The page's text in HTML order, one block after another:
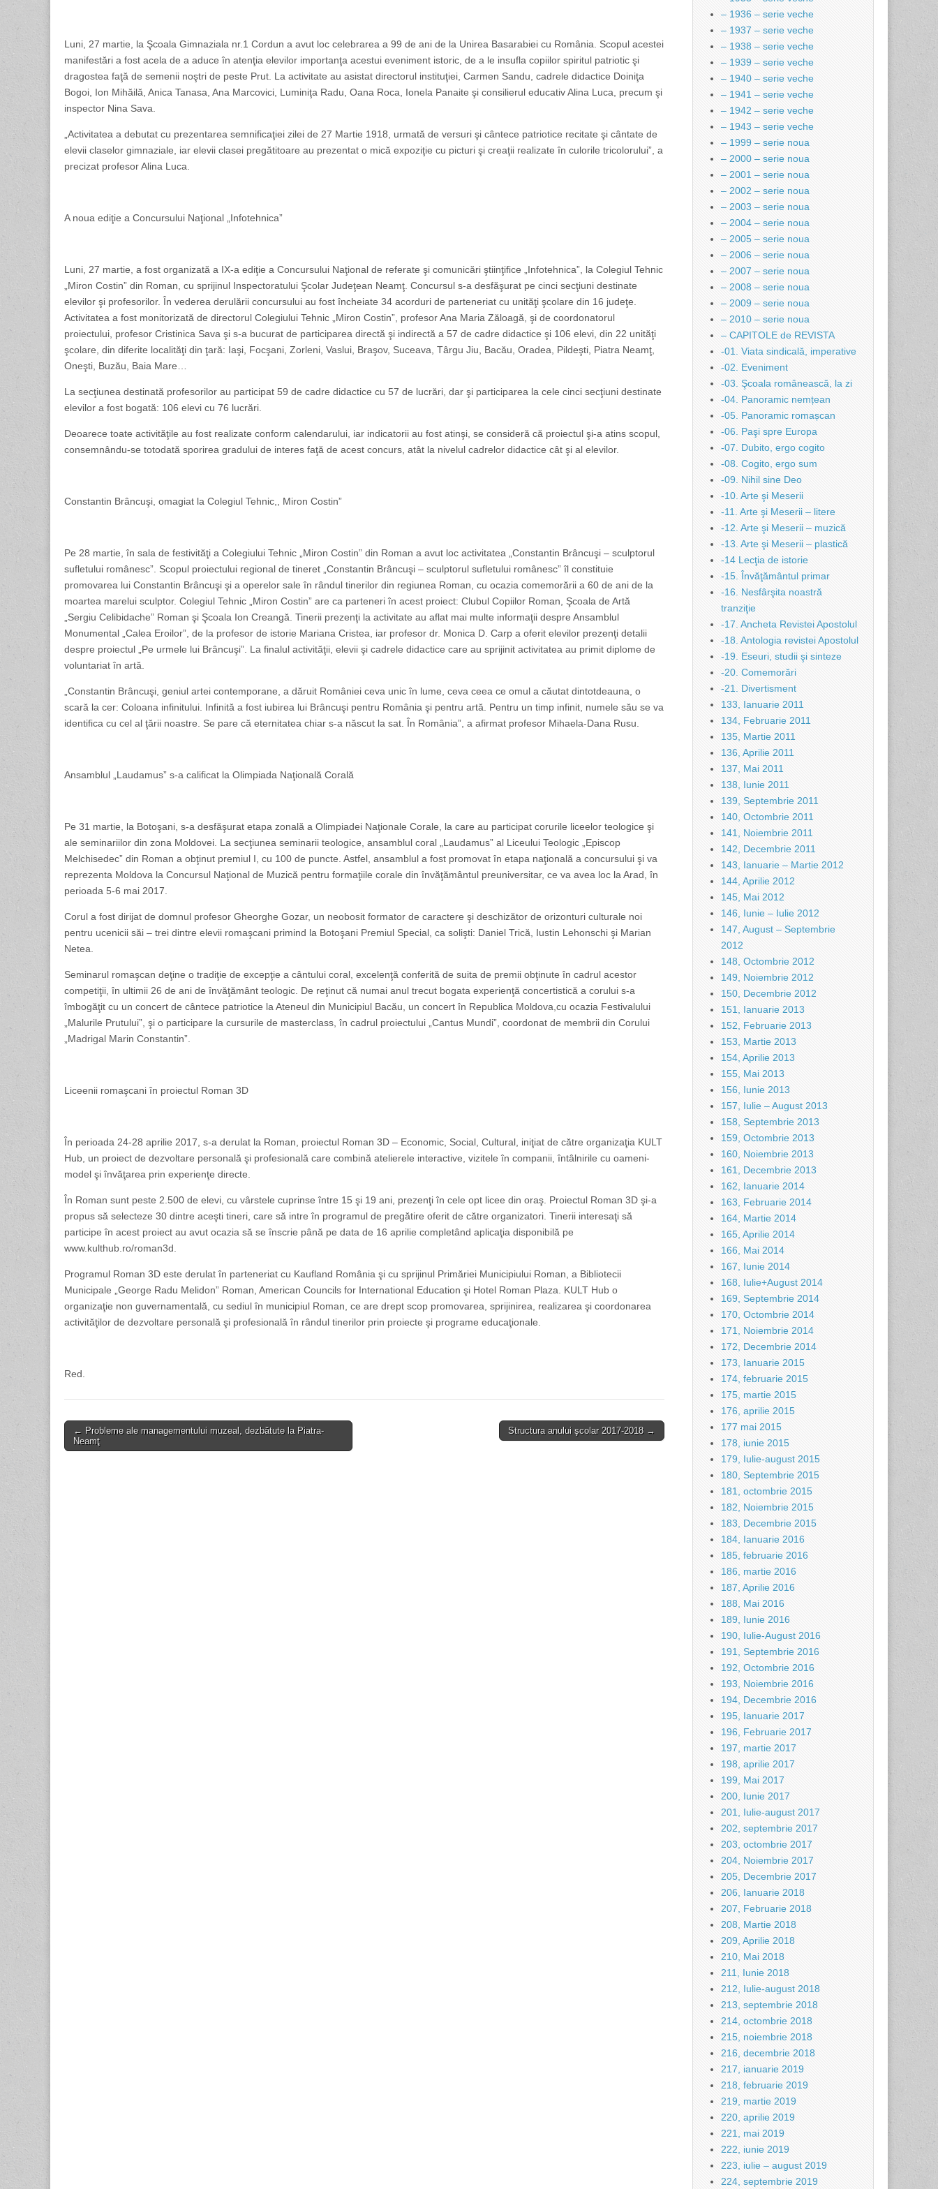
Luni, 27 martie, la Şcoala Gimnaziala nr.1 Cordun a avut loc celebrarea a 99 de ani de la Unirea Basarabiei cu România. Scopul acestei
manifestări a fost acela de a aduce în atenţia elevilor importanţa acestui eveniment istoric, de a le insufla copiilor spiritul patriotic şi
dragostea faţă de semenii noştri de peste Prut. La activitate au asistat directorul instituţiei, Carmen Sandu, cadrele didactice Doiniţa
Bogoi, Ion Mihăilă, Anica Tanasa, Ana Marcovici, Luminiţa Radu, Oana Roca, Ionela Panaite şi consilierul educativ Alina Luca, precum şi
inspector Nina Sava.
„Activitatea a debutat cu prezentarea semnificaţiei zilei de 27 Martie 1918, urmată de versuri şi cântece patriotice recitate şi cântate de
elevii claselor gimnaziale, iar elevii clasei pregătitoare au prezentat o mică expoziţie cu picturi şi creaţii realizate în culorile tricolorului”, a
precizat profesor Alina Luca.
A noua ediţie a Concursului Naţional „Infotehnica”
Luni, 27 martie, a fost organizată a IX-a ediţie a Concursului Naţional de referate şi comunicări ştiinţifice „Infotehnica”, la Colegiul Tehnic
„Miron Costin” din Roman, cu sprijinul Inspectoratului Şcolar Judeţean Neamţ. Concursul s-a desfăşurat pe cinci secţiuni destinate
elevilor şi profesorilor. În vederea derulării concursului au fost încheiate 34 acorduri de parteneriat cu unităţi şcolare din 16 judeţe.
Activitatea a fost monitorizată de directorul Colegiului Tehnic „Miron Costin”, profesor Ana Maria Zăloagă, şi de coordonatorul
proiectului, profesor Cristinica Sava şi s-a bucurat de participarea directă şi indirectă a 57 de cadre didactice şi 106 elevi, din 22 unităţi
şcolare, din diferite localităţi din ţară: Iaşi, Focşani, Zorleni, Vaslui, Braşov, Suceava, Târgu Jiu, Bacău, Oradea, Pildeşti, Piatra Neamţ,
Oneşti, Buzău, Baia Mare…
La secţiunea destinată profesorilor au participat 59 de cadre didactice cu 57 de lucrări, dar şi participarea la cele cinci secţiuni destinate
elevilor a fost bogată: 106 elevi cu 76 lucrări.
Deoarece toate activităţile au fost realizate conform calendarului, iar indicatorii au fost atinşi, se consideră că proiectul şi-a atins scopul,
consemnându-se totodată sporirea gradului de interes faţă de acest concurs, atât la nivelul cadrelor didactice cât şi al elevilor.
Constantin Brâncuşi, omagiat la Colegiul Tehnic,, Miron Costin”
Pe 28 martie, în sala de festivităţi a Colegiului Tehnic „Miron Costin” din Roman a avut loc activitatea „Constantin Brâncuşi – sculptorul
sufletului românesc”. Scopul proiectului regional de tineret „Constantin Brâncuşi – sculptorul sufletului românesc” îl constituie
promovarea lui Constantin Brâncuşi şi a operelor sale în rândul tinerilor din regiunea Roman, cu ocazia comemorării a 60 de ani de la
moartea marelui sculptor. Colegiul Tehnic „Miron Costin” are ca parteneri în acest proiect: Clubul Copiilor Roman, Şcoala de Artă
„Sergiu Celibidache” Roman şi Şcoala Ion Creangă. Tinerii prezenţi la activitate au aflat mai multe informaţii despre Ansamblul
Monumental „Calea Eroilor”, de la profesor de istorie Mariana Cristea, iar profesor dr. Monica D. Carp a oferit elevilor prezenţi detalii
despre proiectul „Pe urmele lui Brâncuşi”. La finalul activităţii, elevii şi cadrele didactice care au sprijinit activitatea au primit diplome de
voluntariat în artă.
„Constantin Brâncuşi, geniul artei contemporane, a dăruit României ceva unic în lume, ceva ceea ce omul a căutat dintotdeauna, o
scară la cer: Coloana infinitului. Infinită a fost iubirea lui Brâncuşi pentru România şi pentru artă. Pentru un timp infinit, numele său se va
identifica cu cel al ţării noastre. Se pare că eternitatea chiar s-a născut la sat. În România”, a afirmat profesor Mihaela-Dana Rusu.
Ansamblul „Laudamus” s-a calificat la Olimpiada Naţională Corală
Pe 31 martie, la Botoşani, s-a desfăşurat etapa zonală a Olimpiadei Naţionale Corale, la care au participat corurile liceelor teologice şi
ale seminariilor din zona Moldovei. La secţiunea seminarii teologice, ansamblul coral „Laudamus” al Liceului Teologic „Episcop
Melchisedec” din Roman a obţinut premiul I, cu 100 de puncte. Astfel, ansamblul a fost promovat în etapa naţională a concursului şi va
reprezenta Moldova la Concursul Naţional de Muzică pentru formaţiile corale din învăţământul preuniversitar, ce va avea loc la Arad, în
perioada 5-6 mai 2017.
Corul a fost dirijat de domnul profesor Gheorghe Gozar, un neobosit formator de caractere şi deschizător de orizonturi culturale noi
pentru ucenicii săi – trei dintre elevii romaşcani primind la Botoşani Premiul Special, ca solişti: Daniel Trică, Iustin Lehonschi şi Marian
Netea.
Seminarul romaşcan deţine o tradiţie de excepţie a cântului coral, excelenţă conferită de suita de premii obţinute în cadrul acestor
competiţii, în ultimii 26 de ani de învăţământ teologic. De reţinut că numai anul trecut bogata experienţă concertistică a corului s-a
îmbogăţit cu un concert de cântece patriotice la Ateneul din Municipiul Bacău, un concert în Republica Moldova,cu ocazia Festivalului
„Malurile Prutului”, şi o participare la cursurile de masterclass, în cadrul proiectului „Cantus Mundi”, coordonat de membrii din Corului
„Madrigal Marin Constantin”.
Liceenii romaşcani în proiectul Roman 3D
În perioada 24-28 aprilie 2017, s-a derulat la Roman, proiectul Roman 3D – Economic, Social, Cultural, ​iniţiat de către organizaţia KULT
Hub, un proiect de dezvoltare personală şi profesională care combină atelierele interactive, vizitele în companii, întâlnirile cu oameni-
model şi învăţarea prin experienţe directe.
În Roman sunt peste 2.500 de elevi, cu vârstele cuprinse între 15 şi 19 ani, prezenţi în cele opt licee din oraş. Proiectul Roman 3D şi-a
propus să selecteze 30 dintre aceşti tineri, care să intre în programul de pregătire oferit de către organizatori. Tinerii interesaţi să
participe în acest proiect au avut ocazia să se înscrie până pe data de 16 aprilie completând aplicaţia disponibilă pe
www.kulthub.ro/roman3d.
Programul Roman 3D este derulat în parteneriat cu Kaufland România şi cu sprijinul Primăriei Municipiului Roman, a Bibliotecii
Municipale „George Radu Melidon” Roman, American Councils for International Education şi Hotel Roman Plaza. KULT Hub o
organizaţie non guvernamentală, cu sediul în municipiul Roman, ce are drept scop promovarea, sprijinirea, realizarea şi coordonarea
activităţilor de dezvoltare personală şi profesională în rândul tinerilor prin proiecte şi programe educaţionale.
Red.
Post
navigation
← Probleme ale managementului muzeal, dezbătute la Piatra-
Neamţ
Structura anului şcolar 2017-2018 →
– 1936 – serie veche
– 1937 – serie veche
– 1938 – serie veche
– 1939 – serie veche
– 1940 – serie veche
– 1941 – serie veche
– 1942 – serie veche
– 1943 – serie veche
– 1999 – serie noua
– 2000 – serie noua
– 2001 – serie noua
– 2002 – serie noua
– 2003 – serie noua
– 2004 – serie noua
– 2005 – serie noua
– 2006 – serie noua
– 2007 – serie noua
– 2008 – serie noua
– 2009 – serie noua
– 2010 – serie noua
– CAPITOLE de REVISTA
-01. Viata sindicală, imperative
-02. Eveniment
-03. Şcoala românească, la zi
-04. Panoramic nemțean
-05. Panoramic romașcan
-06. Paşi spre Europa
-07. Dubito, ergo cogito
-08. Cogito, ergo sum
-09. Nihil sine Deo
-10. Arte şi Meserii
-11. Arte şi Meserii – litere
-12. Arte şi Meserii – muzică
-13. Arte şi Meserii – plastică
-14 Lecţia de istorie
-15. Învăţământul primar
-16. Nesfârşita noastră
tranziţie
-17. Ancheta Revistei Apostolul
-18. Antologia revistei Apostolul
-19. Eseuri, studii şi sinteze
-20. Comemorări
-21. Divertisment
133, Ianuarie 2011
134, Februarie 2011
135, Martie 2011
136, Aprilie 2011
137, Mai 2011
138, Iunie 2011
139, Septembrie 2011
140, Octombrie 2011
141, Noiembrie 2011
142, Decembrie 2011
143, Ianuarie – Martie 2012
144, Aprilie 2012
145, Mai 2012
146, Iunie – Iulie 2012
147, August – Septembrie
2012
148, Octombrie 2012
149, Noiembrie 2012
150, Decembrie 2012
151, Ianuarie 2013
152, Februarie 2013
153, Martie 2013
154, Aprilie 2013
155, Mai 2013
156, Iunie 2013
157, Iulie – August 2013
158, Septembrie 2013
159, Octombrie 2013
160, Noiembrie 2013
161, Decembrie 2013
162, Ianuarie 2014
163, Februarie 2014
164, Martie 2014
165, Aprilie 2014
166, Mai 2014
167, Iunie 2014
168, Iulie+August 2014
169, Septembrie 2014
170, Octombrie 2014
171, Noiembrie 2014
172, Decembrie 2014
173, Ianuarie 2015
174, februarie 2015
175, martie 2015
176, aprilie 2015
177 mai 2015
178, iunie 2015
179, Iulie-august 2015
180, Septembrie 2015
181, octombrie 2015
182, Noiembrie 2015
183, Decembrie 2015
184, Ianuarie 2016
185, februarie 2016
186, martie 2016
187, Aprilie 2016
188, Mai 2016
189, Iunie 2016
190, Iulie-August 2016
191, Septembrie 2016
192, Octombrie 2016
193, Noiembrie 2016
194, Decembrie 2016
195, Ianuarie 2017
196, Februarie 2017
197, martie 2017
198, aprilie 2017
199, Mai 2017
200, Iunie 2017
201, Iulie-august 2017
202, septembrie 2017
203, octombrie 2017
204, Noiembrie 2017
205, Decembrie 2017
206, Ianuarie 2018
207, Februarie 2018
208, Martie 2018
209, Aprilie 2018
210, Mai 2018
211, Iunie 2018
212, Iulie-august 2018
213, septembrie 2018
214, octombrie 2018
215, noiembrie 2018
216, decembrie 2018
217, ianuarie 2019
218, februarie 2019
219, martie 2019
220, aprilie 2019
221, mai 2019
222, iunie 2019
223, iulie – august 2019
224, septembrie 2019